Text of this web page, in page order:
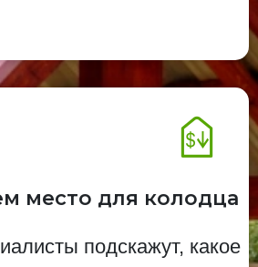
место для колодца
подскажут, какое